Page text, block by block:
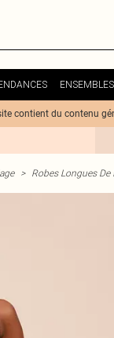
ENSEMBLES
contient du contenu
> Robes Longues De